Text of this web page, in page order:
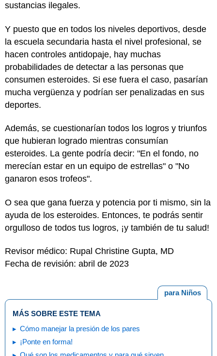
sustancias ilegales.
Y puesto que en todos los niveles deportivos, desde
la escuela secundaria hasta el nivel profesional, se
hacen controles antidopaje, hay muchas
probabilidades de detectar a las personas que
consumen esteroides. Si ese fuera el caso, pasarían
mucha vergüenza y podrían ser penalizadas en sus
deportes.
Además, se cuestionarían todos los logros y triunfos
que hubieran logrado mientras consumían
esteroides. La gente podría decir: "En el fondo, no
merecían estar en un equipo de estrellas" o "No
ganaron esos trofeos".
O sea que gana fuerza y potencia por ti mismo, sin la
ayuda de los esteroides. Entonces, te podrás sentir
orgulloso de todos tus logros, ¡y también de tu salud!
Revisor médico: Rupal Christine Gupta, MD
Fecha de revisión: abril de 2023
para Niños
MÁS SOBRE ESTE TEMA
Cómo manejar la presión de los pares
¡Ponte en forma!